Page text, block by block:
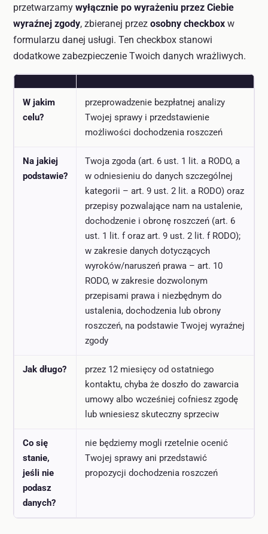
przetwarzamy wyłącznie po wyrażeniu przez Ciebie
wyraźnej zgody, zbieranej przez osobny checkbox w
formularzu danej usługi. Ten checkbox stanowi
dodatkowe zabezpieczenie Twoich danych wrażliwych.
W jakim
celu?
przeprowadzenie bezpłatnej analizy
Twojej sprawy i przedstawienie
możliwości dochodzenia roszczeń
Na jakiej
podstawie?
Twoja zgoda (art. 6 ust. 1 lit. a RODO, a
w odniesieniu do danych szczególnej
kategorii – art. 9 ust. 2 lit. a RODO) oraz
przepisy pozwalające nam na ustalenie,
dochodzenie i obronę roszczeń (art. 6
ust. 1 lit. f oraz art. 9 ust. 2 lit. f RODO);
w zakresie danych dotyczących
wyroków/naruszeń prawa – art. 10
RODO, w zakresie dozwolonym
przepisami prawa i niezbędnym do
ustalenia, dochodzenia lub obrony
roszczeń, na podstawie Twojej wyraźnej
zgody
Jak długo?
przez 12 miesięcy od ostatniego
kontaktu, chyba że doszło do zawarcia
umowy albo wcześniej cofniesz zgodę
lub wniesiesz skuteczny sprzeciw
Co się
stanie,
jeśli nie
podasz
danych?
nie będziemy mogli rzetelnie ocenić
Twojej sprawy ani przedstawić
propozycji dochodzenia roszczeń